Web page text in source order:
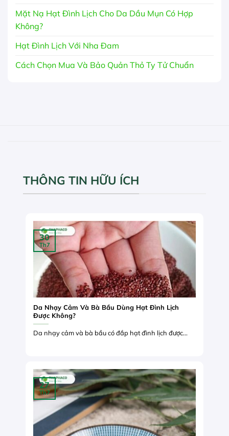
Mặt Nạ Hạt Đình Lịch Cho Da Dầu Mụn Có Hợp
Không?
Hạt Đình Lịch Với Nha Đam
Cách Chọn Mua Và Bảo Quản Thỏ Ty Tử Chuẩn
THÔNG TIN HỮU ÍCH
Da Nhạy Cảm Và Bà Bầu Dùng Hạt Đình Lịch
Được Không?
Da nhạy cảm và bà bầu có đắp hạt đình lịch được...
30
Th7
27
Th7